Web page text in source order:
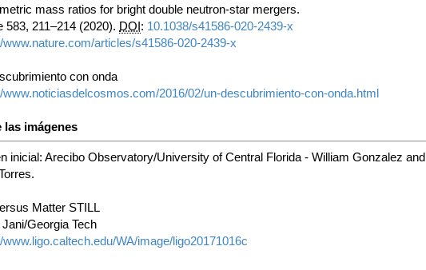
mass ratios for bright double neutron-star mergers.
583, 211–214 (2020). DOI: 10.1038/s41586-020-2439-x
www.nature.com/articles/s41586-020-2439-x
con onda
www.noticiasdelcosmos.com/2016/02/un-descubrimiento-con-onda.html
las imágenes
inicial: Arecibo Observatory/University of Central Florida - William Gonzalez and
Matter STILL
Georgia Tech
www.ligo.caltech.edu/WA/image/ligo20171016c